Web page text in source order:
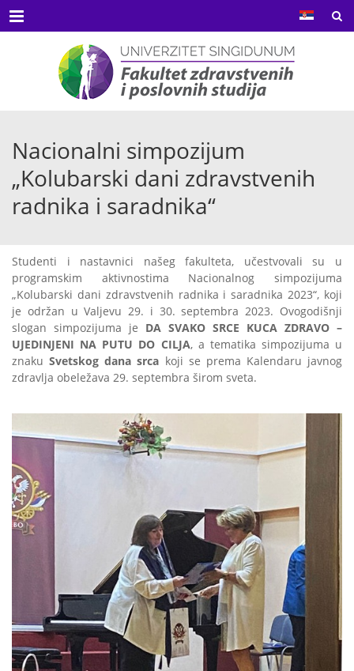
Menu
Nacionalni simpozijum
„Kolubarski dani zdravstvenih
radnika i saradnika“
Studenti i nastavnici našeg fakulteta, učestvovali su u
programskim aktivnostima Nacionalnog simpozijuma
„Kolubarski dani zdravstvenih radnika i saradnika 2023“, koji
je održan u Valjevu 29. i 30. septembra 2023. Ovogodišnji
slogan simpozijuma je DA SVAKO SRCE KUCA ZDRAVO –
UJEDINJENI NA PUTU DO CILJA, a tematika simpozijuma u
znakuSvetskog dana srca koji se prema Kalendaru javnog
zdravlja obeležava 29. septembra širom sveta.